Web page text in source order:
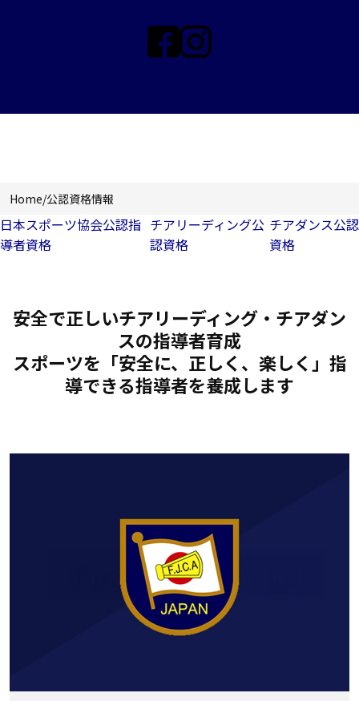
Home/公認資格情報
日本スポーツ協会公認指
導者資格
チアリーディング公
認資格
チアダンス公認
資格
安全で正しいチアリーディング・チアダン
スの指導者育成
スポーツを「安全に、正しく、楽しく」指
導できる指導者を養成します